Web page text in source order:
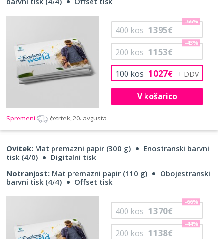
100 kos 1027€
200 kos 1153€
-43%
400 kos 1395€
-66%
V košarico
Spremeni četrtek, 20. avgusta
Ovitek: Mat premazni papir (300 g)
Enostranski barvni
tisk (4/0)
Digitalni tisk
Notranjost: Mat premazni papir (110 g)
Obojestranski
barvni tisk (4/4)
Offset tisk
200 kos 1138€
-44%
400 kos 1370€
-66%